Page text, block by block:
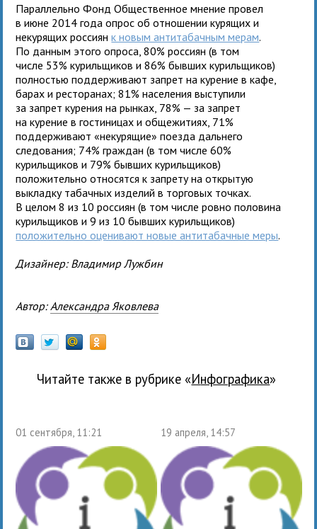
Параллельно Фонд Общественное мнение провел
в июне 2014 года опрос об отношении курящих и
некурящих россиянк новым антитабачным мерам.
По данным этого опроса, 80% россиян (в том
числе 53% курильщиков и 86% бывших курильщиков)
полностью поддерживают запрет на курение в кафе,
барах и ресторанах; 81% населения выступили
за запрет курения на рынках, 78% — за запрет
на курение в гостиницах и общежитиях, 71%
поддерживают «некурящие» поезда дальнего
следования; 74% граждан (в том числе 60%
курильщиков и 79% бывших курильщиков)
положительно относятся к запрету на открытую
выкладку табачных изделий в торговых точках.
В целом 8 из 10 россиян (в том числе ровно половина
курильщиков и 9 из 10 бывших курильщиков)
положительно оценивают новые антитабачные меры.
Дизайнер: Владимир Лужбин
Автор: Александра Яковлева
Читайте также в рубрике « Инфографика»
01 сентября, 11:21 19 апреля, 14:57